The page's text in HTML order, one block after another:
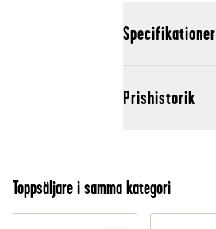
Specifikationer
Prishistorik
Toppsäljare i samma kategori